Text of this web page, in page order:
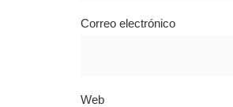
Correo electrónico
Web